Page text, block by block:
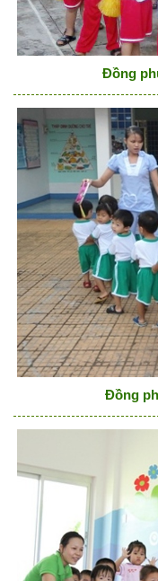
Đồng
Đồng